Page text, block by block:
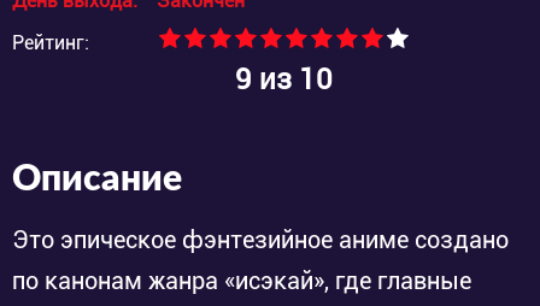
Рейтинг:
9 из 10
Описание
Это эпическое фэнтезийное аниме создано
по канонам жанра «исэкай», где главные